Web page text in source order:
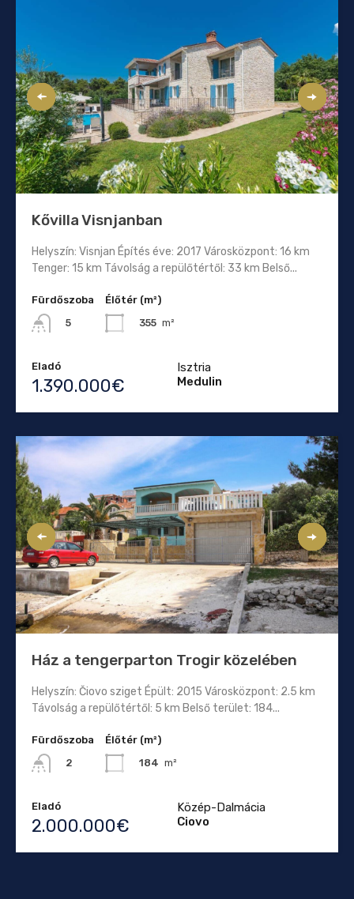
Kővilla Visnjanban
Helyszín: Visnjan Építés éve: 2017 Városközpont: 16 km
Tenger: 15 km Távolság a repülőtértől: 33 km Belső...
Fürdőszoba
5
Élőtér (m²)
355 m²
Eladó
1.390.000€
Isztria
Medulin
Ház a tengerparton Trogir közelében
Helyszín: Čiovo sziget Épült: 2015 Városközpont: 2.5 km
Távolság a repülőtértől: 5 km Belső terület: 184...
Fürdőszoba
2
Élőtér (m²)
184 m²
Eladó
2.000.000€
Közép-Dalmácia
Ciovo